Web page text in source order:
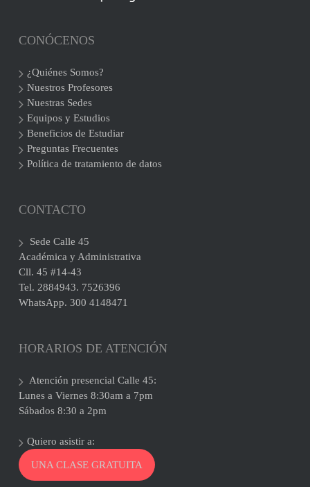
CONÓCENOS
¿Quiénes Somos?
Nuestros Profesores
Nuestras Sedes
Equipos y Estudios
Beneficios de Estudiar
Preguntas Frecuentes
Política de tratamiento de datos
CONTACTO
Sede Calle 45
Académica y Administrativa
Cll. 45 #14-43
Tel. 2884943. 7526396
WhatsApp. 300 4148471
HORARIOS DE ATENCIÓN
Atención presencial Calle 45:
Lunes a Viernes 8:30am a 7pm
Sábados 8:30 a 2pm
Quiero asistir a:
UNA CLASE GRATUITA